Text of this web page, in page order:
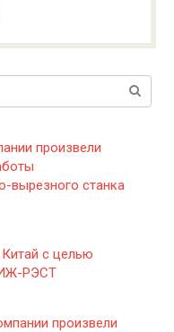
произвели
вырезного станка
с целью
ИЖ-РЭСТ
произвели